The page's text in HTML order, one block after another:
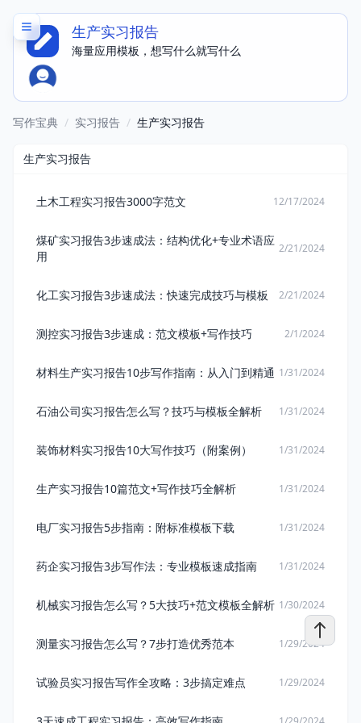
生产实习报告
海量应用模板，想写什么就写什么
写作宝典 / 实习报告 / 生产实习报告
生产实习报告
土木工程实习报告3000字范文 12/17/2024
煤矿实习报告3步速成法：结构优化+专业术语应
用
2/21/2024
化工实习报告3步速成法：快速完成技巧与模板 2/21/2024
测控实习报告3步速成：范文模板+写作技巧 2/1/2024
材料生产实习报告10步写作指南：从入门到精通 1/31/2024
石油公司实习报告怎么写？技巧与模板全解析 1/31/2024
装饰材料实习报告10大写作技巧（附案例） 1/31/2024
生产实习报告10篇范文+写作技巧全解析 1/31/2024
电厂实习报告5步指南：附标准模板下载 1/31/2024
药企实习报告3步写作法：专业模板速成指南 1/31/2024
机械实习报告怎么写？5大技巧+范文模板全解析 1/30/2024
测量实习报告怎么写？7步打造优秀范本 1/29/2024
试验员实习报告写作全攻略：3步搞定难点 1/29/2024